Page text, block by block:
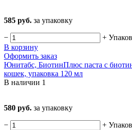
585 руб. за упаковку
− +
В корзину
Оформить заказ
Юнитабс, БиотинПлюс паста с
кошек, упаковка 120 мл
В наличии 1
580 руб. за упаковку
− +